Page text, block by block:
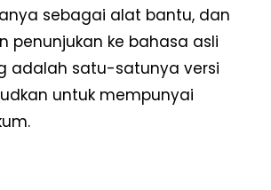
sebagai alat bantu, dan
penunjukan ke bahasa asli
adalah satu-satunya versi
untuk mempunyai